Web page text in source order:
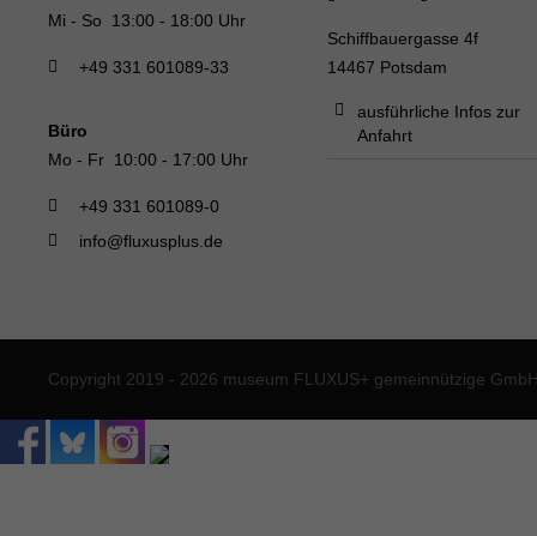
Mi - So 13:00 - 18:00 Uhr
+49 331 601089-33
Büro
Mo - Fr 10:00 - 17:00 Uhr
+49 331 601089-0
info@fluxusplus.de
Schiffbauergasse 4f
14467 Potsdam
ausführliche Infos zur
Anfahrt
Copyright 2019 - 2026 museum FLUXUS+ gemeinnützige